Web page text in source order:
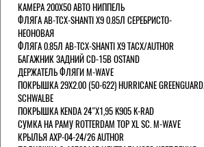
КАМЕРА 200Х50 АВТО НИППЕЛЬ
ФЛЯГА AB-TCX-SHANTI X9 0.85Л СЕРЕБРИСТО-
НЕОНОВАЯ
ФЛЯГА 0.85Л AB-TCX-SHANTI X9 TACX/AUTHOR
БАГАЖНИК ЗАДНИЙ CD-15B OSTAND
ДЕРЖАТЕЛЬ ФЛЯГИ M-WAVE
ПОКРЫШКА 29X2.00 (50-622) HURRICANE GREENGUARD.
SCHWALBE
ПОКРЫШКА KENDA 24"Х1,95 K905 K-RAD
СУМКА НА РАМУ ROTTERDAM TOP XL SC. M-WAVE
КРЫЛЬЯ AXP-04-24/26 AUTHOR